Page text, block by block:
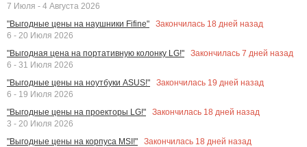
7 Июля - 4 Августа 2026
"Выгодные цены на наушники Fifine"
Закончилась 18 дней назад
6 - 20 Июля 2026
"Выгодная цена на портативную колонку LG!"
Закончилась 7 дней назад
6 - 31 Июля 2026
"Выгодные цены на ноутбуки ASUS!"
Закончилась 19 дней назад
6 - 19 Июля 2026
"Выгодные цены на проекторы LG!"
Закончилась 18 дней назад
3 - 20 Июля 2026
"Выгодные цены на корпуса MSI!"
Закончилась 18 дней назад